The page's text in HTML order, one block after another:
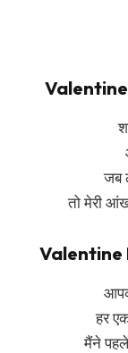
जब
तो मेरी
Valentine
हर
मैंने